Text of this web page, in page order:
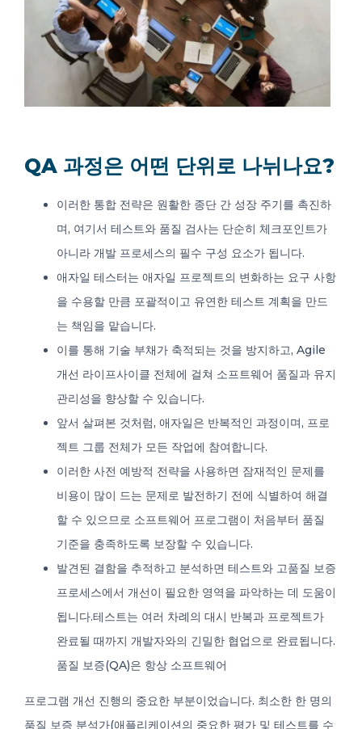
QA 과정은 어떤 단위로 나뉘나요?
이러한 통합 전략은 원활한 종단 간 성장 주기를 촉진하
며, 여기서 테스트와 품질 검사는 단순히 체크포인트가
아니라 개발 프로세스의 필수 구성 요소가 됩니다.
애자일 테스터는 애자일 프로젝트의 변화하는 요구 사항
을 수용할 만큼 포괄적이고 유연한 테스트 계획을 만드
는 책임을 맡습니다.
이를 통해 기술 부채가 축적되는 것을 방지하고, Agile
개선 라이프사이클 전체에 걸쳐 소프트웨어 품질과 유지
관리성을 향상할 수 있습니다.
앞서 살펴본 것처럼, 애자일은 반복적인 과정이며, 프로
젝트 그룹 전체가 모든 작업에 참여합니다.
이러한 사전 예방적 전략을 사용하면 잠재적인 문제를
비용이 많이 드는 문제로 발전하기 전에 식별하여 해결
할 수 있으므로 소프트웨어 프로그램이 처음부터 품질
기준을 충족하도록 보장할 수 있습니다.
발견된 결함을 추적하고 분석하면 테스트와 고품질 보증
프로세스에서 개선이 필요한 영역을 파악하는 데 도움이
됩니다.테스트는 여러 차례의 대시 반복과 프로젝트가
완료될 때까지 개발자와의 긴밀한 협업으로 완료됩니다.
품질 보증(QA)은 항상 소프트웨어
프로그램 개선 진행의 중요한 부분이었습니다. 최소한 한 명의
품질 보증 분석가(애플리케이션의 중요한 평가 및 테스트를 수